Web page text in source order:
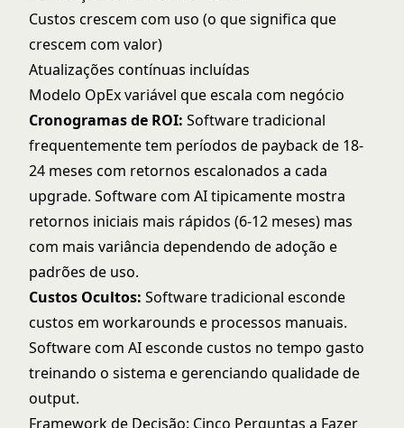
Custos crescem com uso (o que significa que
crescem com valor)
Atualizações contínuas incluídas
Modelo OpEx variável que escala com negócio
Cronogramas de ROI: Software tradicional
frequentemente tem períodos de payback de 18-
24 meses com retornos escalonados a cada
upgrade. Software com AI tipicamente mostra
retornos iniciais mais rápidos (6-12 meses) mas
com mais variância dependendo de adoção e
padrões de uso.
Custos Ocultos: Software tradicional esconde
custos em workarounds e processos manuais.
Software com AI esconde custos no tempo gasto
treinando o sistema e gerenciando qualidade de
output.
Framework de Decisão: Cinco Perguntas a Fazer